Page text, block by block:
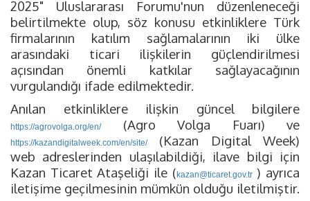
2025" Uluslararası Forumu'nun düzenleneceği
belirtilmekte olup, söz konusu etkinliklere Türk
firmalarının katılım sağlamalarının iki ülke
arasındaki ticari ilişkilerin güçlendirilmesi
açısından önemli katkılar sağlayacağının
vurgulandığı ifade edilmektedir.
Anılan etkinliklere ilişkin güncel bilgilere
https://agrovolga.org/en/(Agro Volga Fuarı) ve
https://kazandigitalweek.com/en/site/(Kazan Digital Week)
web adreslerinden ulaşılabildiği, ilave bilgi için
Kazan Ticaret Ataşeliği ile ( kazan@ticaret.gov.tr) ayrıca
iletişime geçilmesinin mümkün olduğu iletilmiştir.